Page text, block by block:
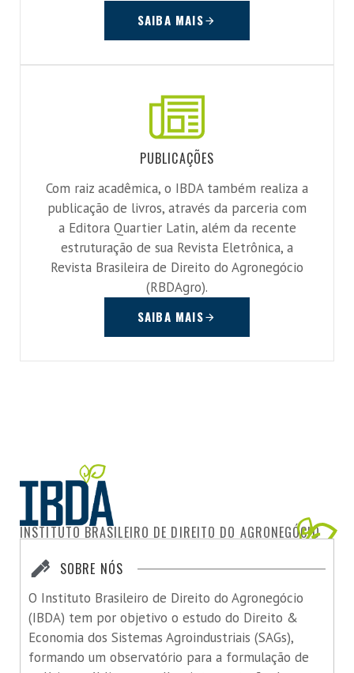
SAIBA MAIS
PUBLICAÇÕES
Com raiz acadêmica, o IBDA também realiza a
publicação de livros, através da parceria com
a Editora Quartier Latin, além da recente
estruturação de sua Revista Eletrônica, a
Revista Brasileira de Direito do Agronegócio
(RBDAgro).
SAIBA MAIS
INSTITUTO BRASILEIRO DE DIREITO DO AGRONEGÓCIO
SOBRE NÓS
O Instituto Brasileiro de Direito do Agronegócio
(IBDA) tem por objetivo o estudo do Direito &
Economia dos Sistemas Agroindustriais (SAGs),
formando um observatório para a formulação de